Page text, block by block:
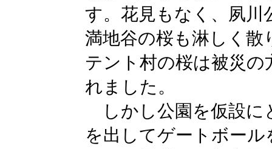
す。花見もなく、夙川
満地谷の桜も淋しく散
テント村の桜は被災
れました。
しかし公園を仮設に
を出してゲートボー